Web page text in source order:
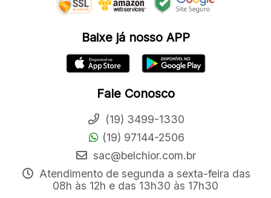
Baixe já nosso APP
Fale Conosco
(19) 3499-1330
(19) 97144-2506
sac@belchior.com.br
Atendimento de segunda a sexta-feira das
08h às 12h e das 13h30 às 17h30